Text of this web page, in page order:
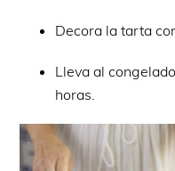
Decora la tarta
Lleva al
horas.